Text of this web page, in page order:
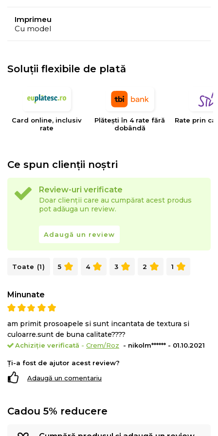
Imprimeu
Cu model
Soluții flexibile de plată
Card online, inclusiv
rate
Plătești în 4 rate fără
dobândă
Rate prin
Ce spun clienții noștri
Review-uri verificate
Doar clienții care au cumpărat acest produs
pot adăuga un review.
Adaugă un review
Toate (1) 5 4 3 2 1
Minunate
am primit prosoapele si sunt incantata de textura si
culoarre.sunt de buna calitate????
Achiziție verificată - Crem/Roz - nikolm****** - 01.10.2021
Ți-a fost de ajutor acest review?
Adaugă un comentariu
Cadou 5% reducere